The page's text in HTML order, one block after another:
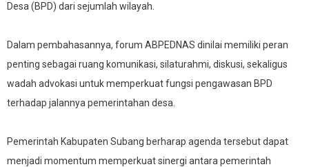
Desa (BPD) dari sejumlah wilayah.
Dalam pembahasannya, forum ABPEDNAS dinilai memiliki peran
penting sebagai ruang komunikasi, silaturahmi, diskusi, sekaligus
wadah advokasi untuk memperkuat fungsi pengawasan BPD
terhadap jalannya pemerintahan desa.
Pemerintah Kabupaten Subang berharap agenda tersebut dapat
menjadi momentum memperkuat sinergi antara pemerintah